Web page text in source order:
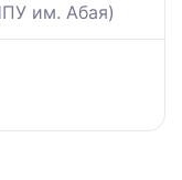
им. Абая)